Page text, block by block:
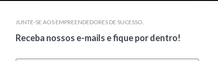
JUNTE-SE AOS EMPREENDEDORES DE SUCESSO.
Receba nossos e-mails e fique por dentro!